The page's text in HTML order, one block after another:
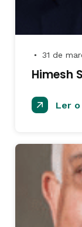
● 31 de
Himesh
Ler